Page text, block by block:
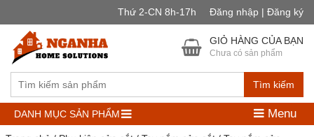
Thứ 2-CN 8h-17h Đăng nhập | Đăng ký
Tìm kiếm
GIỎ HÀNG CỦA BẠN
Chưa có sản phẩm
DANH MỤC SẢN PHẨM Menu